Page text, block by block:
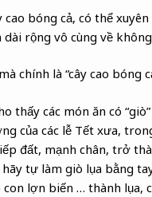
cao bóng cả, có thể
dài rộng vô cùng về
chính là “cây cao bóng
thấy các món ăn có
của các lễ Tết xưa,
đất, mạnh chân, trở
tự làm giò lụa bằng
lợn biến … thành lụa,